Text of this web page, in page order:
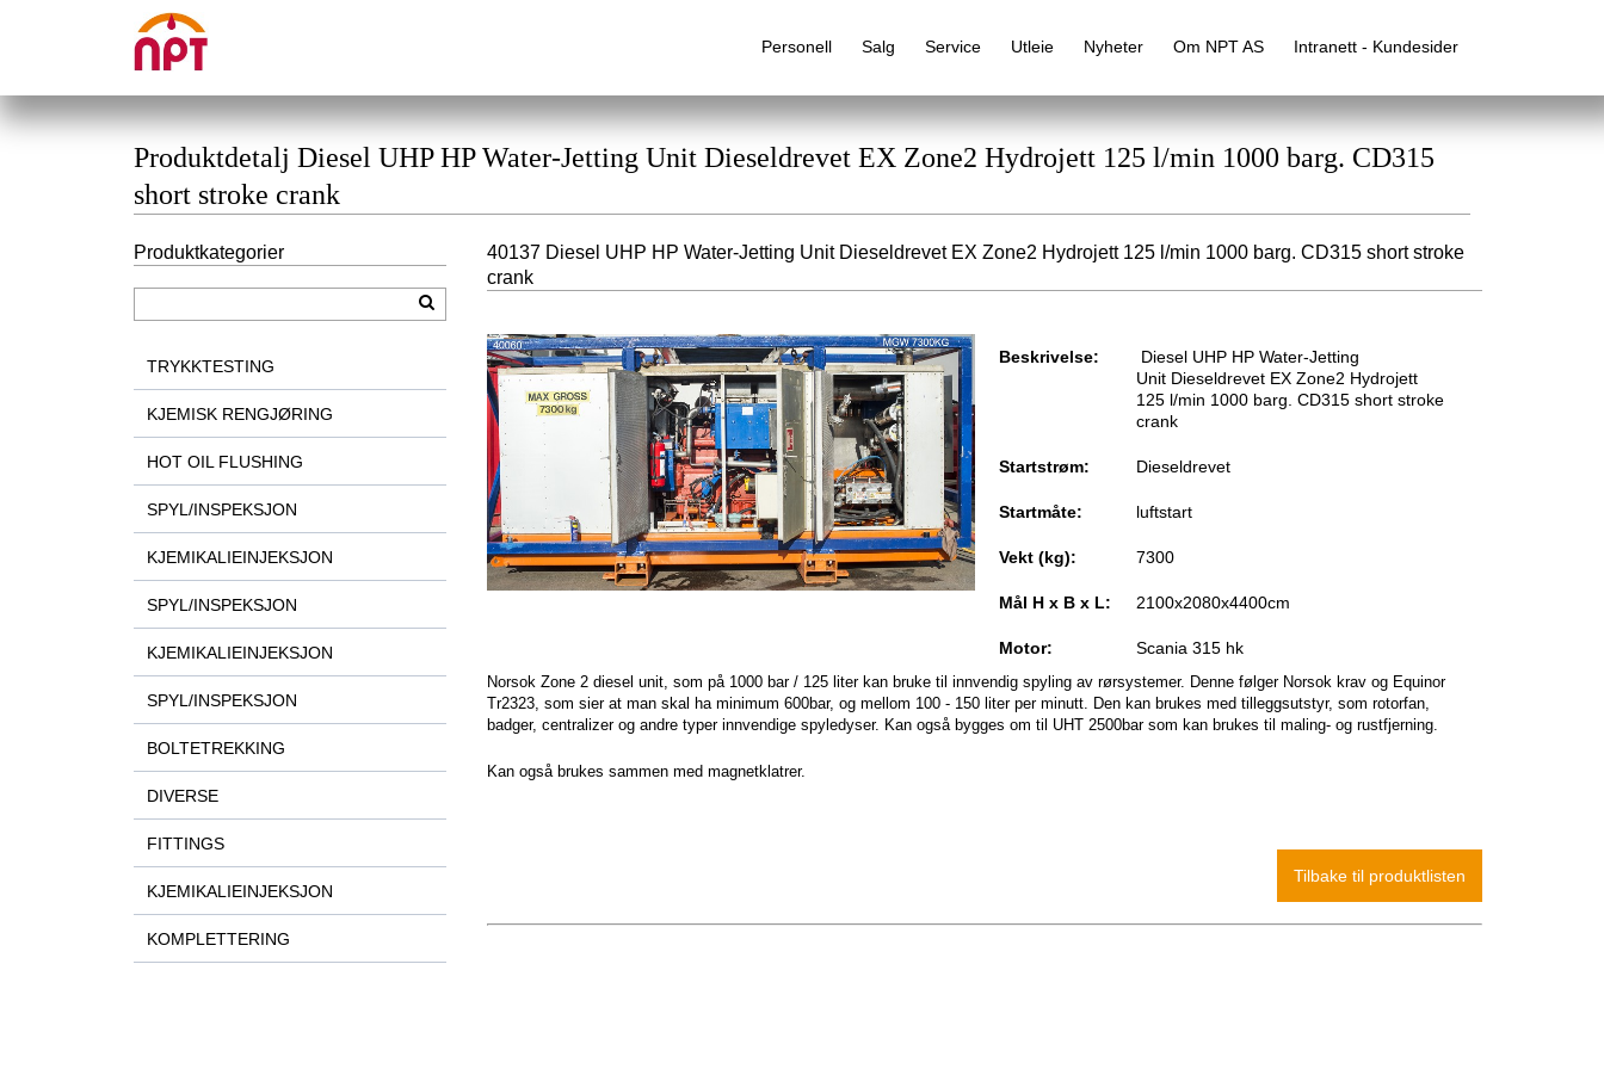
Personell Salg Service Utleie Nyheter Om NPT AS Intranett - Kundesider
Produktdetalj Diesel UHP HP Water-Jetting Unit Dieseldrevet EX Zone2 Hydrojett 125 l/min 1000 barg. CD315
short stroke crank
40137 Diesel UHP HP Water-Jetting Unit Dieseldrevet EX Zone2 Hydrojett 125 l/min 1000 barg. CD315 short stroke
crank
Beskrivelse:
Diesel UHP HP Water-Jetting
Unit Dieseldrevet EX Zone2 Hydrojett
125 l/min 1000 barg. CD315 short stroke
crank
Startstrøm: Dieseldrevet
Startmåte: luftstart
Vekt (kg): 7300
Mål H x B x L: 2100x2080x4400cm
Motor: Scania 315 hk
Norsok Zone 2 diesel unit, som på 1000 bar / 125 liter kan bruke til innvendig spyling av rørsystemer. Denne følger Norsok krav og Equinor
Tr2323, som sier at man skal ha minimum 600bar, og mellom 100 - 150 liter per minutt. Den kan brukes med tilleggsutstyr, som rotorfan,
badger, centralizer og andre typer innvendige spyledyser. Kan også bygges om til UHT 2500bar som kan brukes til maling- og rustfjerning.
Kan også brukes sammen med magnetklatrer.
Produktkategorier
TRYKKTESTING
KJEMISK RENGJØRING
HOT OIL FLUSHING
SPYL/INSPEKSJON
KJEMIKALIEINJEKSJON
SPYL/INSPEKSJON
KJEMIKALIEINJEKSJON
SPYL/INSPEKSJON
BOLTETREKKING
DIVERSE
FITTINGS
KJEMIKALIEINJEKSJON
KOMPLETTERING